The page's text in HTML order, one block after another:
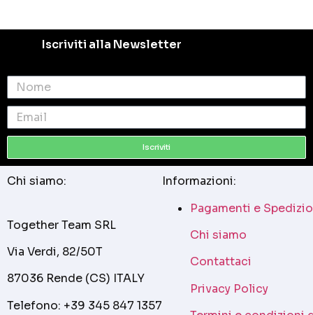
Iscriviti alla Newsletter
Iscriviti
Chi siamo:
Together Team SRL
Via Verdi, 82/50T
87036 Rende (CS) ITALY
Telefono: +39 345 847 1357
Informazioni:
Pagamenti e
Chi siamo
Contattaci
Privacy Policy